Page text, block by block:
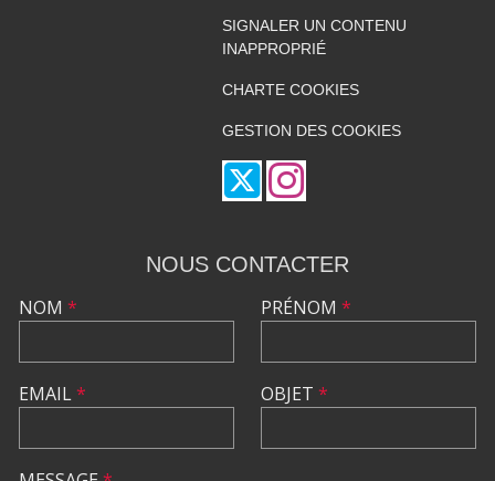
SIGNALER UN CONTENU
INAPPROPRIÉ
CHARTE COOKIES
GESTION DES COOKIES
NOUS CONTACTER
NOM *
EMAIL*
PRÉNOM *
OBJET *